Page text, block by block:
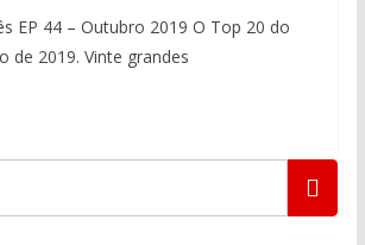
EP 44 – Outubro 2019 O Top 20 do
de 2019. Vinte grandes